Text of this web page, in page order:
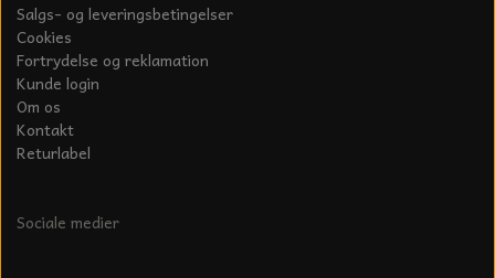
Salgs- og leveringsbetingelser
Cookies
Fortrydelse og reklamation
Kunde login
Om os
Kontakt
Returlabel
Sociale medier